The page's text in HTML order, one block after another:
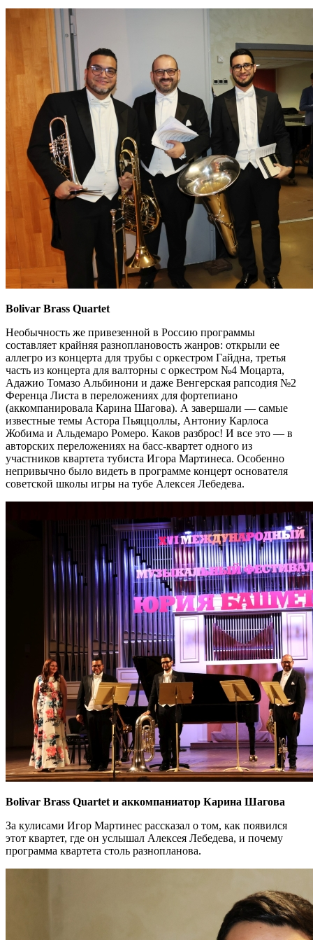
Bolivar Brass Quartet
Необычность же привезенной в Россию программы
составляет крайняя разноплановость жанров: открыли ее
аллегро из концерта для трубы с оркестром Гайдна, третья
часть из концерта для валторны с оркестром №4 Моцарта,
Адажио Томазо Альбинони и даже Венгерская рапсодия №2
Ференца Листа в переложениях для фортепиано
(аккомпанировала Карина Шагова). А завершали — самые
известные темы Астора Пьяццоллы, Антониу Карлоса
Жобима и Альдемаро Ромеро. Каков разброс! И все это — в
авторских переложениях на басс-квартет одного из
участников квартета тубиста Игора Мартинеса. Особенно
непривычно было видеть в программе концерт основателя
советской школы игры на тубе Алексея Лебедева.
Bolivar Brass Quartet и аккомпаниатор Карина Шагова
За кулисами Игор Мартинес рассказал о том, как появился
этот квартет, где он услышал Алексея Лебедева, и почему
программа квартета столь разнопланова.